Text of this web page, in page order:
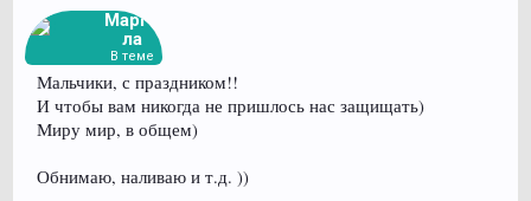
Марго
ла
В теме
Мальчики, с праздником!!
И чтобы вам никогда не пришлось нас защищать)
Миру мир, в общем)
Обнимаю, наливаю и т.д. ))